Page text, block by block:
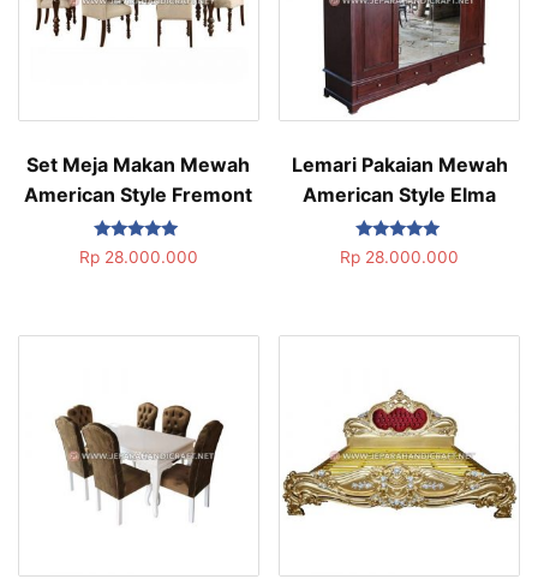
Set Meja Makan Mewah
American Style Fremont
Dinilai
5.00
Rp28.000.000
Lemari Pakaian Mewah
American Style Elma
Dinilai
5.00
Rp 28.000.000